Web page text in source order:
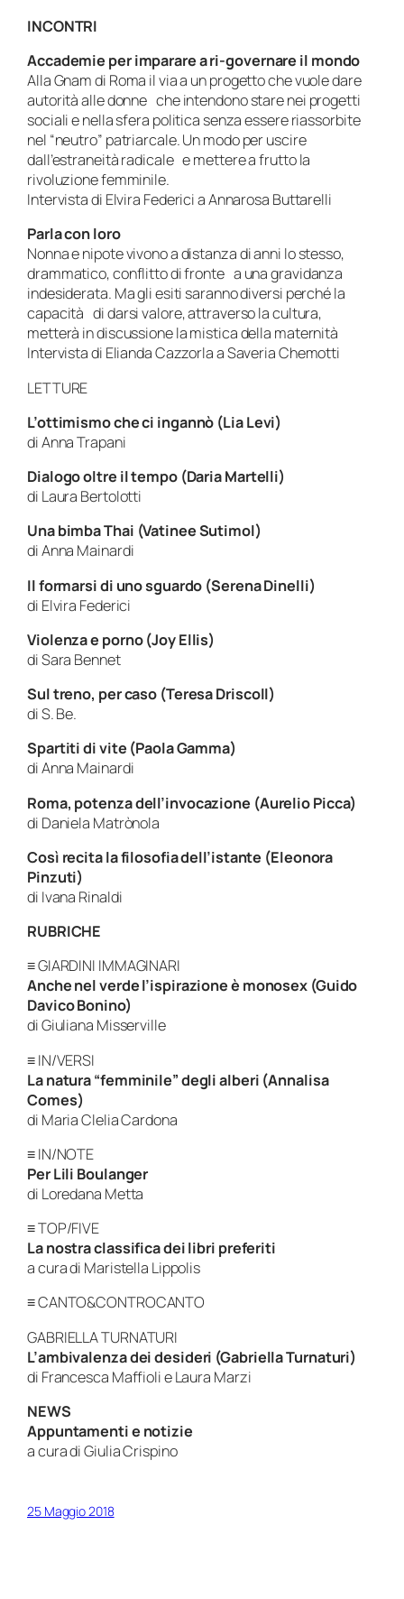
INCONTRI
Accademie per imparare a ri-governare il mondo
Alla Gnam di Roma il via a un progetto che vuole dare
autorità alle donne che intendono stare nei progetti
sociali e nella sfera politica senza essere riassorbite
nel “neutro” patriarcale. Un modo per uscire
dall’estraneità radicale e mettere a frutto la
rivoluzione femminile.
Intervista di Elvira Federici a Annarosa Buttarelli
Parla con loro
Nonna e nipote vivono a distanza di anni lo stesso,
drammatico, conflitto di fronte a una gravidanza
indesiderata. Ma gli esiti saranno diversi perché la
capacità di darsi valore, attraverso la cultura,
metterà in discussione la mistica della maternità
Intervista di Elianda Cazzorla a Saveria Chemotti
LETTURE
L’ottimismo che ci ingannò (Lia Levi)
di Anna Trapani
Dialogo oltre il tempo (Daria Martelli)
di Laura Bertolotti
Una bimba Thai (Vatinee Sutimol)
di Anna Mainardi
Il formarsi di uno sguardo (Serena Dinelli)
di Elvira Federici
Violenza e porno (Joy Ellis)
di Sara Bennet
Sul treno, per caso (Teresa Driscoll)
di S. Be.
Spartiti di vite (Paola Gamma)
di Anna Mainardi
Roma, potenza dell’invocazione (Aurelio Picca)
di Daniela Matrònola
Così recita la filosofia dell’istante (Eleonora
Pinzuti)
di Ivana Rinaldi
RUBRICHE
≡ GIARDINI IMMAGINARI
Anche nel verde l’ispirazione è monosex (Guido
Davico Bonino)
di Giuliana Misserville
≡ IN/VERSI
La natura “femminile” degli alberi (Annalisa
Comes)
di Maria Clelia Cardona
≡ IN/NOTE
Per Lili Boulanger
di Loredana Metta
≡ TOP/FIVE
La nostra classifica dei libri preferiti
a cura di Maristella Lippolis
≡ CANTO&CONTROCANTO
GABRIELLA TURNATURI
L’ambivalenza dei desideri (Gabriella Turnaturi)
di Francesca Maffioli e Laura Marzi
NEWS
Appuntamenti e notizie
a cura di Giulia Crispino
25 Maggio 2018